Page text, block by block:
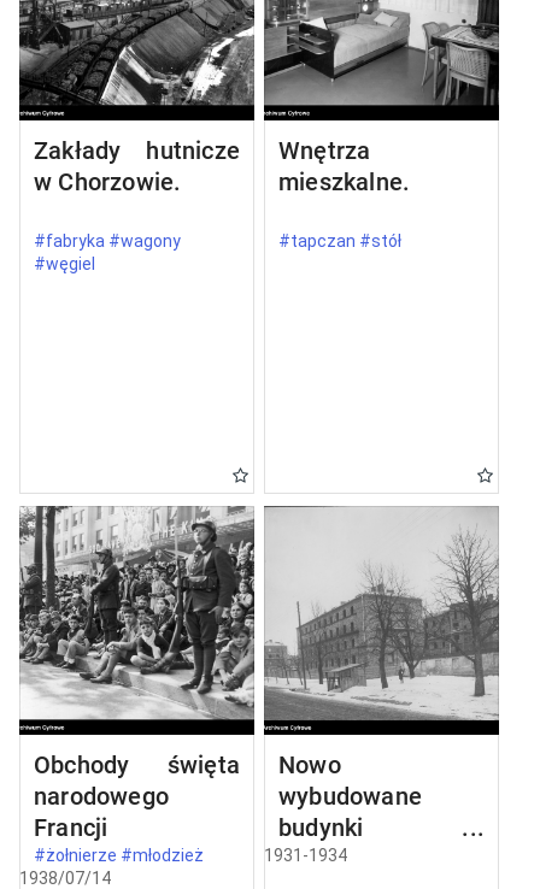
Zakłady hutnicze
w Chorzowie.
#fabryka #wagony
#węgiel
Wnętrza
mieszkalne.
#tapczan #stół
Obchody święta
narodowego
Francji
#żołnierze #młodzież
1938/07/14
Nowo
wybudowane
budynki w
Częstochowie
1931-1934